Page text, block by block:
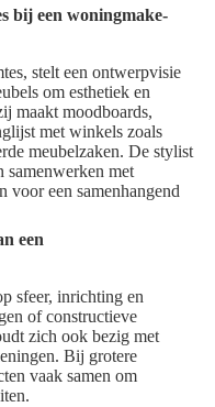
bij een woningmake-
stelt een ontwerpvisie
om esthetiek en
maakt moodboards,
met winkels zoals
meubelzaken. De stylist
samenwerken met
voor een samenhangend
een
sfeer, inrichting en
of constructieve
zich ook bezig met
Bij grotere
vaak samen om